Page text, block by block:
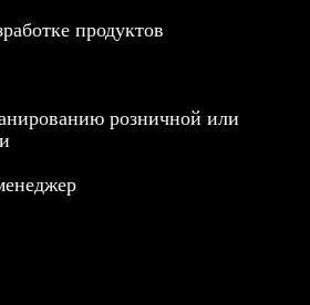
продуктов
розничной или